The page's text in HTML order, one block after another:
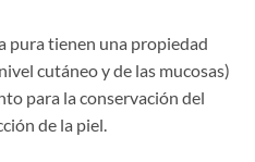
pura tienen una propiedad
cutáneo y de las mucosas)
para la conservación del
de la piel.